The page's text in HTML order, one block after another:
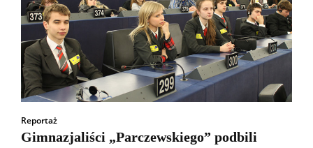
Reportaż
Gimnazjaliści „Parczewskiego” podbili